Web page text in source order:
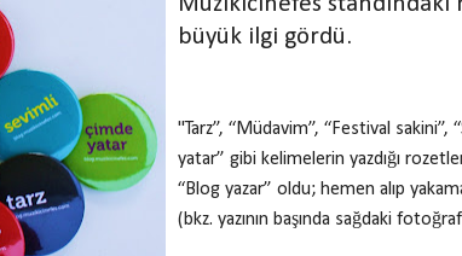
büyük ilgi gördü.
"Tarz”, “Müdavim”, “Festival sakini”,
yatar” gibi kelimelerin yazdığı
“Blog yazar” oldu; hemen alıp
(bkz. yazının başında sağdaki